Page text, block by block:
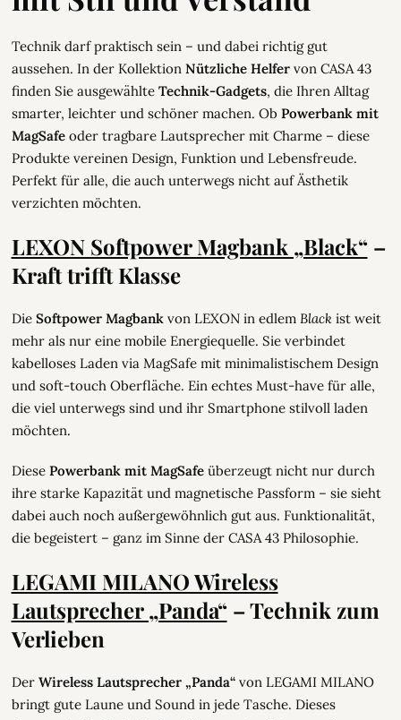
Technik darf praktisch sein – und dabei richtig gut
aussehen. In der Kollektion Nützliche Helfervon CASA 43
finden Sie ausgewählte Technik-Gadgets, die Ihren Alltag
smarter, leichter und schöner machen. Ob Powerbank mit
MagSafeoder tragbare Lautsprecher mit Charme – diese
Produkte vereinen Design, Funktion und Lebensfreude.
Perfekt für alle, die auch unterwegs nicht auf Ästhetik
verzichten möchten.
LEXON Softpower Magbank „Black“–
Kraft trifft Klasse
Die Softpower Magbankvon LEXON in edlem Blackist weit
mehr als nur eine mobile Energiequelle. Sie verbindet
kabelloses Laden via MagSafe mit minimalistischem Design
und soft-touch Oberfläche. Ein echtes Must-have für alle,
die viel unterwegs sind und ihr Smartphone stilvoll laden
möchten.
Diese Powerbank mit MagSafeüberzeugt nicht nur durch
ihre starke Kapazität und magnetische Passform – sie sieht
dabei auch noch außergewöhnlich gut aus. Funktionalität,
die begeistert – ganz im Sinne der CASA 43 Philosophie.
LEGAMI MILANO Wireless
Lautsprecher „Panda“– Technik zum
Verlieben
Der Wireless Lautsprecher „Panda“von LEGAMI MILANO
bringt gute Laune und Sound in jede Tasche. Dieses